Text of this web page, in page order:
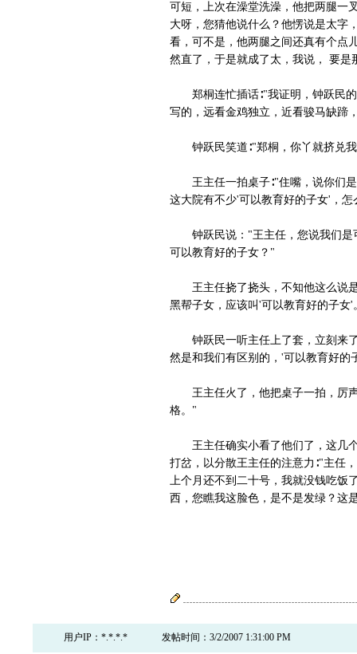
可短，上次在澡堂洗澡，他把两腿一
大呀，您猜他说什么？他愣说是太字
看，可不是，他两腿之间还真有个点
然直了，于是就成了太，我说， 要
郑桐连忙插话∶"我证明，钟跃民的
写的，远看金鸡独立，近看骏马缺蹄
钟跃民笑道∶"郑桐，你丫就挤兑
王主任一拍桌子∶"住嘴，说你们是
这大院有不少'可以教育好的子女'，
钟跃民说："王主任，您说我们是
可以教育好的子女？"
王主任挠了挠头，不知他这么说是
黑帮子女，应该叫'可以教育好的子女'
钟跃民一听主任上了套，立刻来了
然是和我们有区别的，'可以教育好
王主任火了，他把桌子一拍，厉声
格。"
王主任确实小看了他们了，这几个
打岔，以分散王主任的注意力∶"主任
上个月还不到二十号，我就没钱吃饭
西，您瞧我这脸色，是不是发绿？这
用户IP：*.*.*.* 发帖时间：3/2/2007 1:31:00 PM